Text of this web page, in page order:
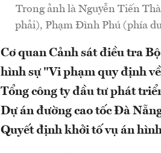
Trong ảnh là Nguyễn Tiến
phải), Phạm Đình Phú (phía
Cơ quan Cảnh sát điều tra
hình sự "Vi phạm quy định
Tổng công ty đầu tư phát
Dự án đường cao tốc Đà
Quyết định khởi tố vụ án